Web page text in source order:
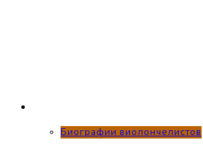
Биографии виолончелистов